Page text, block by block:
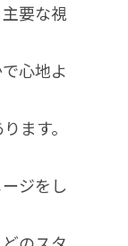
要な視
心地よ
ます。
ジをし